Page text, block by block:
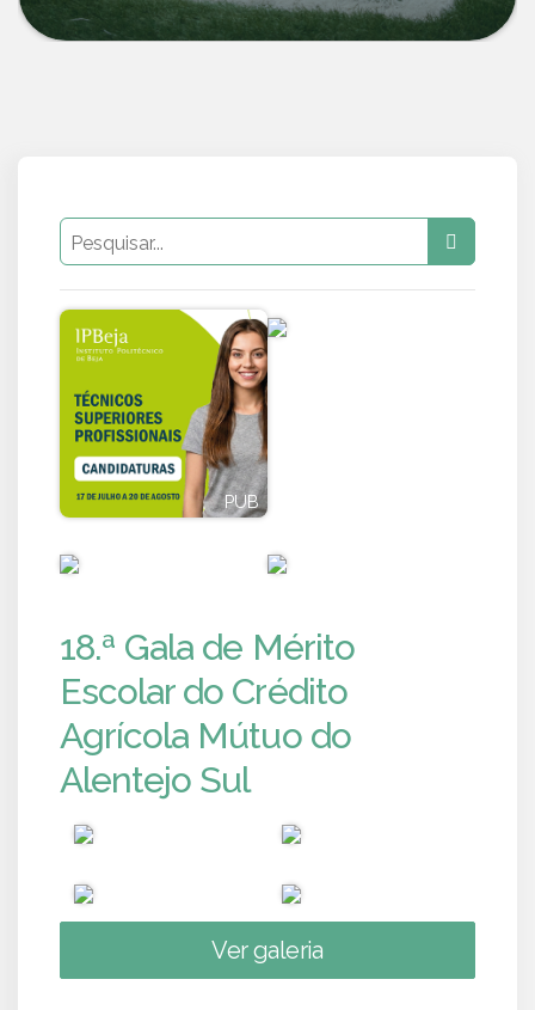
PUB
18.ª Gala de Mérito
Escolar do Crédito
Agrícola Mútuo do
Alentejo Sul
Ver galeria